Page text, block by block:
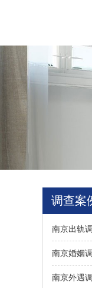
调查案
南京出轨
南京婚姻
南京外遇